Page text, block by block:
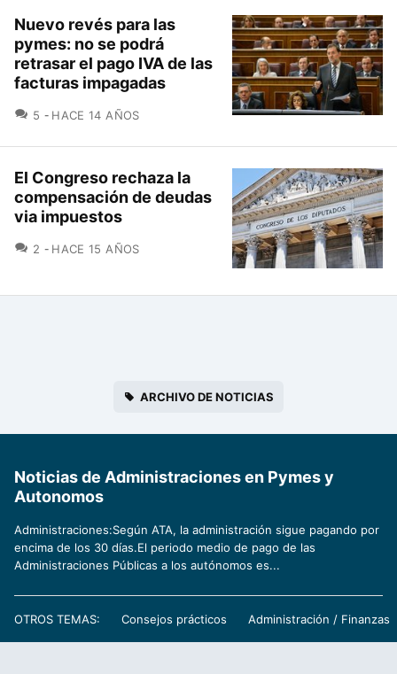
Nuevo revés para las
pymes: no se podrá
retrasar el pago IVA de las
facturas impagadas
5 COMENTARIOS
HACE 14 AÑOS
El Congreso rechaza la
compensación de deudas
via impuestos
2 COMENTARIOS
HACE 15 AÑOS
ARCHIVO DE NOTICIAS
Noticias de Administraciones en Pymes y
Autonomos
Administraciones:Según ATA, la administración sigue pagando por
encima de los 30 días.El periodo medio de pago de las
Administraciones Públicas a los autónomos es...
OTROS TEMAS: Consejos prácticos Administración / Finanzas